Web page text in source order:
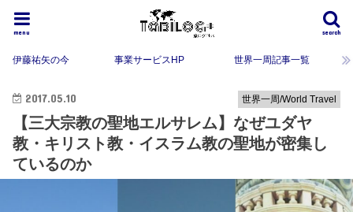
search
menu
伊藤祐矢の今 事業サービスHP 世界一周記事一覧
世界一周/World Travel
2017.05.10
【三大宗教の聖地エルサレム】なぜユダヤ
教・キリスト教・イスラム教の聖地が密集し
ているのか